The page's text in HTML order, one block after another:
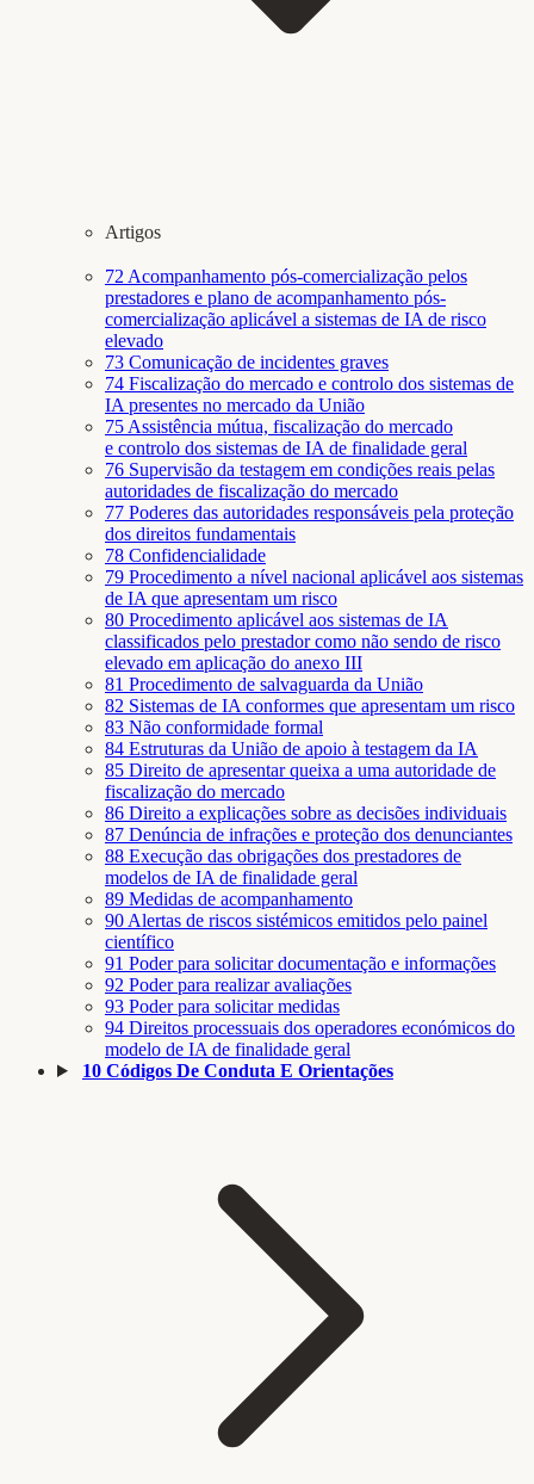
Artigos
72 Acompanhamento pós-comercialização pelos
prestadores e plano de acompanhamento pós-
comercialização aplicável a sistemas de IA de risco
elevado
73 Comunicação de incidentes graves
74 Fiscalização do mercado e controlo dos sistemas de
IA presentes no mercado da União
75 Assistência mútua, fiscalização do mercado
e controlo dos sistemas de IA de finalidade geral
76 Supervisão da testagem em condições reais pelas
autoridades de fiscalização do mercado
77 Poderes das autoridades responsáveis pela proteção
dos direitos fundamentais
78 Confidencialidade
79 Procedimento a nível nacional aplicável aos sistemas
de IA que apresentam um risco
80 Procedimento aplicável aos sistemas de IA
classificados pelo prestador como não sendo de risco
elevado em aplicação do anexo III
81 Procedimento de salvaguarda da União
82 Sistemas de IA conformes que apresentam um risco
83 Não conformidade formal
84 Estruturas da União de apoio à testagem da IA
85 Direito de apresentar queixa a uma autoridade de
fiscalização do mercado
86 Direito a explicações sobre as decisões individuais
87 Denúncia de infrações e proteção dos denunciantes
88 Execução das obrigações dos prestadores de
modelos de IA de finalidade geral
89 Medidas de acompanhamento
90 Alertas de riscos sistémicos emitidos pelo painel
científico
91 Poder para solicitar documentação e informações
92 Poder para realizar avaliações
93 Poder para solicitar medidas
94 Direitos processuais dos operadores económicos do
modelo de IA de finalidade geral
10 Códigos De Conduta E Orientações